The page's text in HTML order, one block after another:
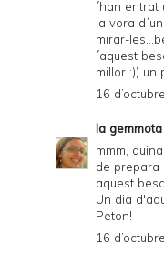
´han entrat
la vora
mirar-
´aquest
millor :)) un
16
la gemmota
mmm,
de prepara
aquest
Un dia
Peton!
16